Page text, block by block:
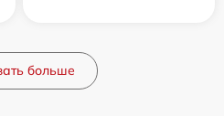
больше